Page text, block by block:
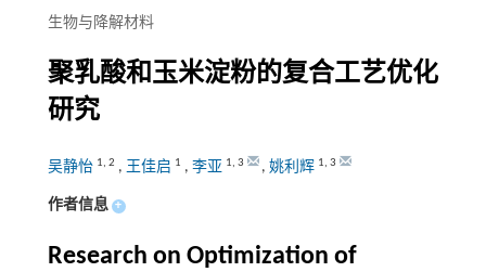
生物与降解材料
聚乳酸和玉米淀粉的复合工艺优化
研究
吴静怡 1, 2 , 王佳启 1 , 李亚 1, 3 , 姚利辉 1, 3
作者信息 +
Research on Optimization of